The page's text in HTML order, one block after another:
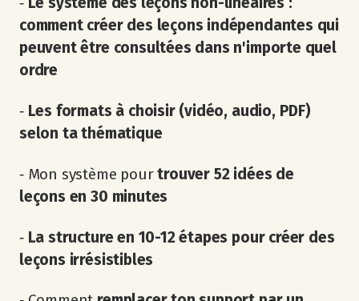
comment créer des leçons indépendantes qui
peuvent être consultées dans n'importe quel
ordre
‐ Les formats à choisir (vidéo, audio, PDF)
selon ta thématique
‐ Mon système pourtrouver 52 idées de
leçons en 30 minutes
‐ La structure en 10-12 étapes pour créer des
leçons irrésistibles